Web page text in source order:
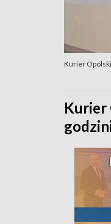
Kurier
Kurier